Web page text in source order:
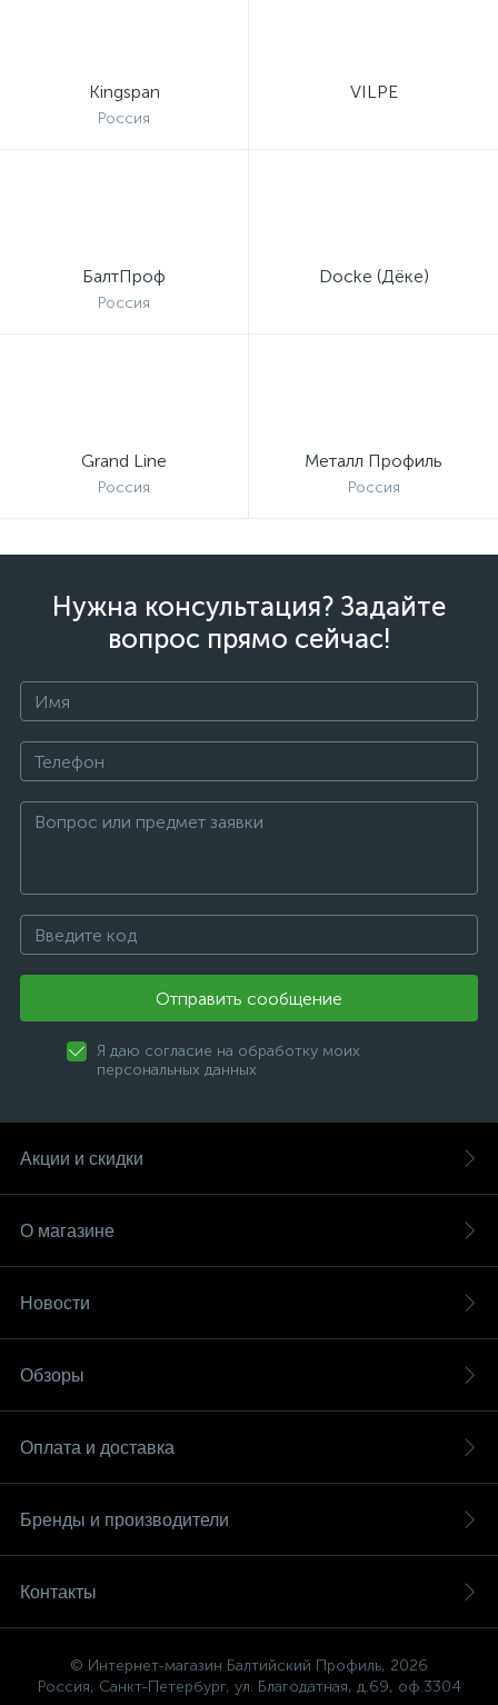
Kingspan
Россия
VILPE
БалтПроф
Россия
Docke (Дёке)
Grand Line
Россия
Металл Профиль
Россия
Нужна консультация? Задайте
вопрос прямо сейчас!
Отправить сообщение
Я даю согласие на обработку моих
персональных данных
Акции и скидки
О магазине
Новости
Обзоры
Оплата и доставка
Бренды и производители
Контакты
© Интернет-магазин Балтийский Профиль, 2026
Россия, Санкт-Петербург, ул. Благодатная, д.69, оф.3304